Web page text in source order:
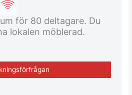
för 80 deltagare. Du
lokalen möblerad.